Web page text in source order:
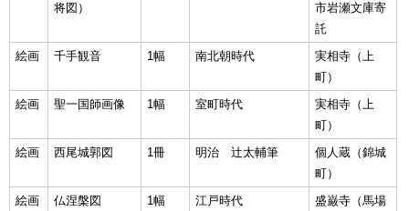
将図）
市岩瀬文庫寄
託
絵画
千手観音 1幅 南北朝時代
実相寺（上
町）
絵画
聖一国師画像 1幅 室町時代
実相寺（上
町）
絵画
西尾城郭図 1冊 明治 辻太輔筆
個人蔵（錦城
町）
絵画
仏涅槃図 1幅 江戸時代
盛巌寺（馬場